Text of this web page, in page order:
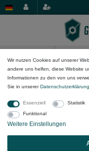
Hersteller
Alle
Wir nutzen Cookies auf unserer
andere uns helfen, diese Website
Informationen zu den von uns
Sie in unsererDaten­schutz­erklärung
Essenziell Statistik
Funktional
Weitere Einstellungen